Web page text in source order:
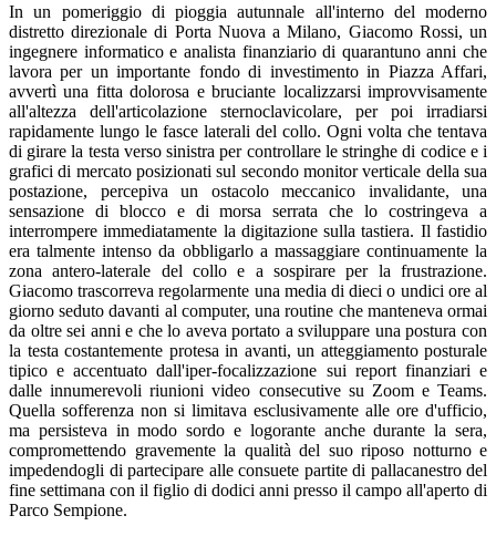
In un pomeriggio di pioggia autunnale all'interno del moderno
distretto direzionale di Porta Nuova a Milano, Giacomo Rossi, un
ingegnere informatico e analista finanziario di quarantuno anni che
lavora per un importante fondo di investimento in Piazza Affari,
avvertì una fitta dolorosa e bruciante localizzarsi improvvisamente
all'altezza dell'articolazione sternoclavicolare, per poi irradiarsi
rapidamente lungo le fasce laterali del collo. Ogni volta che tentava
di girare la testa verso sinistra per controllare le stringhe di codice e i
grafici di mercato posizionati sul secondo monitor verticale della sua
postazione, percepiva un ostacolo meccanico invalidante, una
sensazione di blocco e di morsa serrata che lo costringeva a
interrompere immediatamente la digitazione sulla tastiera. Il fastidio
era talmente intenso da obbligarlo a massaggiare continuamente la
zona antero-laterale del collo e a sospirare per la frustrazione.
Giacomo trascorreva regolarmente una media di dieci o undici ore al
giorno seduto davanti al computer, una routine che manteneva ormai
da oltre sei anni e che lo aveva portato a sviluppare una postura con
la testa costantemente protesa in avanti, un atteggiamento posturale
tipico e accentuato dall'iper-focalizzazione sui report finanziari e
dalle innumerevoli riunioni video consecutive su Zoom e Teams.
Quella sofferenza non si limitava esclusivamente alle ore d'ufficio,
ma persisteva in modo sordo e logorante anche durante la sera,
compromettendo gravemente la qualità del suo riposo notturno e
impedendogli di partecipare alle consuete partite di pallacanestro del
fine settimana con il figlio di dodici anni presso il campo all'aperto di
Parco Sempione.